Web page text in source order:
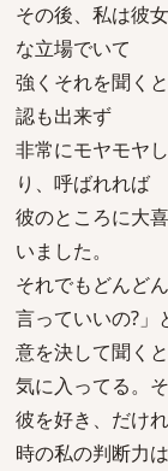
その後、私は彼
な立場でいて
強くそれを聞く
認も出来ず
非常にモヤモヤ
り、呼ばれれば
彼のところに大
いました。
それでもどんど
言っていいの?」
意を決して聞く
気に入ってる。
彼を好き、だけ
時の私の判断力